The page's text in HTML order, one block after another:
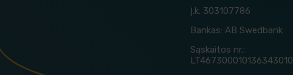
Į.k. 303107786
Bankas: AB Swedbank
Sąskaitos nr.:
LT467300010136343010